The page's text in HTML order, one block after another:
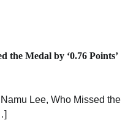
the Medal by ‘0.76 Points’
Lee, Who Missed the